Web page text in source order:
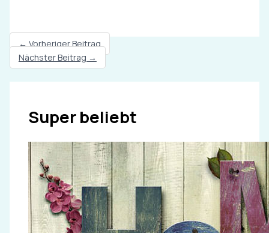
←Vorheriger Beitrag
Nächster Beitrag →
Super beliebt